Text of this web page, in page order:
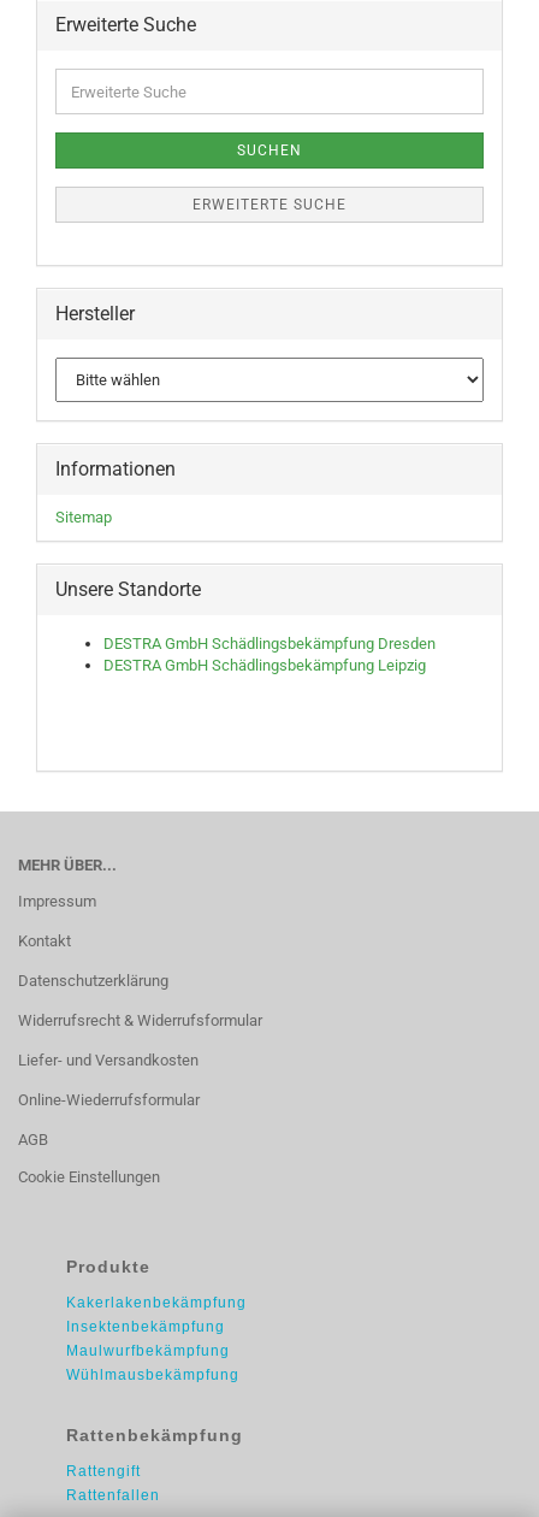
Erweiterte Suche
SUCHEN
ERWEITERTE SUCHE
Hersteller
Informationen
Sitemap
Unsere Standorte
DESTRA GmbH Schädlingsbekämpfung Dresden
DESTRA GmbH Schädlingsbekämpfung Leipzig
MEHR ÜBER...
Impressum
Kontakt
Datenschutzerklärung
Widerrufsrecht & Widerrufsformular
Liefer- und Versandkosten
Online-Wiederrufsformular
AGB
Cookie Einstellungen
Produkte
Kakerlakenbekämpfung
Insektenbekämpfung
Maulwurfbekämpfung
Wühlmausbekämpfung
Rattenbekämpfung
Rattengift
Rattenfallen